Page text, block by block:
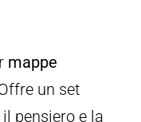
mappe
un set
pensiero e la